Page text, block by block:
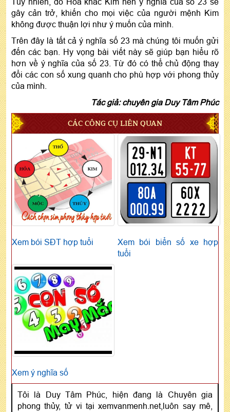
gây cản trở, khiến cho mọi việc của người mệnh Kim
không được thuận lợi như ý muốn của mình.
Trên đây là tất cả ý nghĩa số 23 mà chúng tôi muốn gửi
đến các bạn. Hy vọng bài viết này sẽ giúp bạn hiểu rõ
hơn về ý nghĩa của số 23. Từ đó có thể chủ động thay
đổi các con số xung quanh cho phù hợp với phong thủy
của mình.
Tác giả: chuyên gia Duy Tâm Phúc
CÁC CÔNG CỤ LIÊN QUAN
Xem bói SĐT hợp tuổi
Xem bói biển số xe hợp
tuổi
Xem ý nghĩa số
Tôi là Duy Tâm Phúc, hiện đang là Chuyên gia
phong thủy, tử vi tại xemvanmenh.net,luôn say mê,